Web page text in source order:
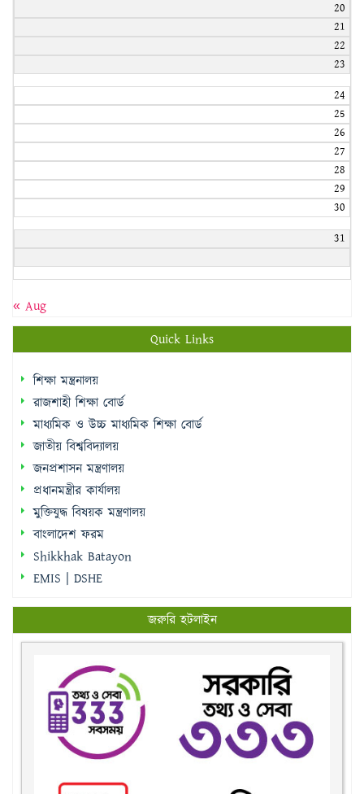
20
21
22
23
24
25
26
27
28
29
30
31
« Aug
Quick Links
শিক্ষা মন্ত্রনালয়
রাজশাহী শিক্ষা বোর্ড
মাধ্যমিক ও উচ্চ মাধ্যমিক শিক্ষা বোর্ড
জাতীয় বিশ্ববিদ্যালয়
জনপ্রশাসন মন্ত্রণালয়
প্রধানমন্ত্রীর কার্যালয়
মুক্তিযুদ্ধ বিষয়ক মন্ত্রণালয়
বাংলাদেশ ফরম
Shikkhak Batayon
EMIS | DSHE
জরুরি হটলাইন